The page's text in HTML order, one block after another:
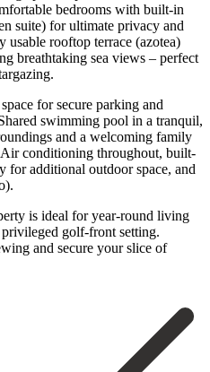
bedrooms with built-in
suite) for ultimate privacy and
usable rooftop terrace (azotea)
breathtaking sea views – perfect
for secure parking and
swimming pool in a tranquil,
and a welcoming family
conditioning throughout, built-
for additional outdoor space, and
‌is ‌ideal ‌for year-round ‌living
golf-front ‌setting.
‌and ‌secure ‌your ‌slice ‌of